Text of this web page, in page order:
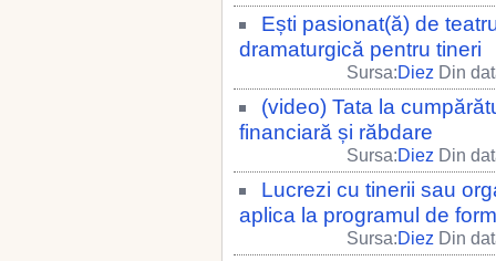
Ești pasionat(ă) de
dramaturgică pentru tineri
Sursa:Diez Din
(video) Tata la
financiară și răbdare
Sursa:Diez Din
Lucrezi cu tinerii sau
aplica la programul de
Sursa:Diez Din